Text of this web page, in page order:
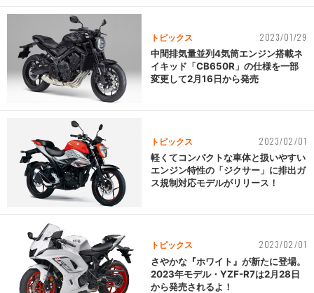
トピックス 2023/01/29
中間排気量並列4気筒エンジン搭載ネ
イキッド「CB650R」の仕様を一部
変更して2月16日から発売
トピックス 2023/02/01
軽くてコンパクトな車体と扱いやすい
エンジン特性の「ジクサー」に排出ガ
ス規制対応モデルがリリース！
トピックス 2023/02/01
さやかな『ホワイト』が新たに登場。
2023年モデル・YZF-R7は2月28日
から発売されるよ！